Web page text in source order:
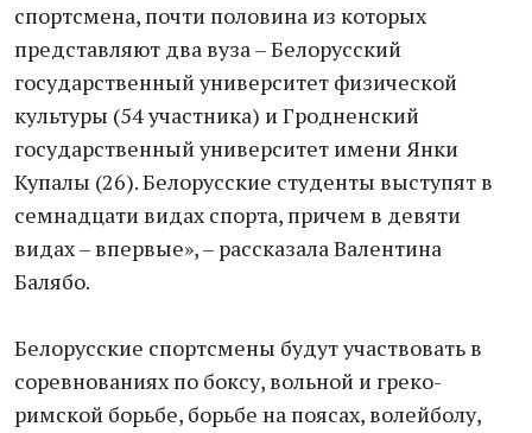
спортсмена, почти половина из которых
представляют два вуза – Белорусский
государственный университет физической
культуры (54 участника) и Гродненский
государственный университет имени Янки
Купалы (26). Белорусские студенты выступят в
семнадцати видах спорта, причем в девяти
видах – впервые», – рассказала Валентина
Балябо.
Белорусские спортсмены будут участвовать в
соревнованиях по боксу, вольной и греко-
римской борьбе, борьбе на поясах, волейболу,